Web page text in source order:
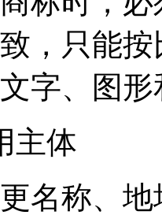
，只能
字、图
主体
名称、